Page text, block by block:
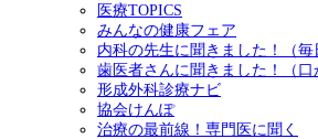
医療TOPICS
みんなの健康フェア
内科の先生に聞きました！（毎
歯医者さんに聞きました！（口
形成外科診療ナビ
協会けんぽ
治療の最前線！専門医に聞く